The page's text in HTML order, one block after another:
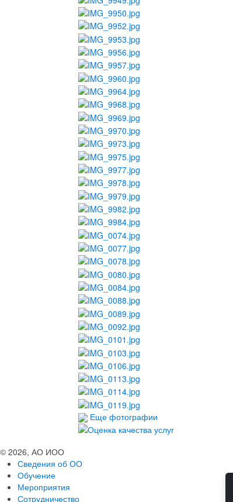
Еще фотографии
© 2026, АО ИОО
Сведения об ОО
Обучение
Мероприятия
Сотрудничество